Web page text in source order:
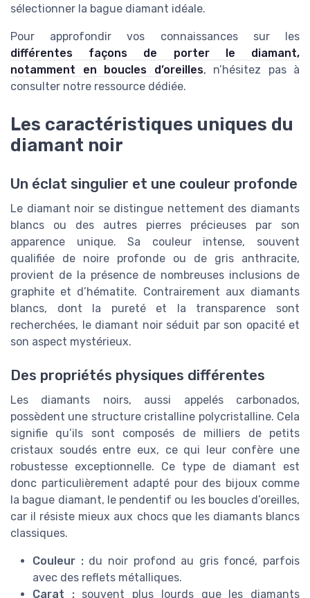
sélectionner la bague diamant idéale.
Pour approfondir vos connaissances sur les
différentes façons de porter le diamant,
notamment en boucles d’oreilles, n’hésitez pas à
consulter notre ressource dédiée.
Les caractéristiques uniques du
diamant noir
Un éclat singulier et une couleur profonde
Le diamant noir se distingue nettement des diamants
blancs ou des autres pierres précieuses par son
apparence unique. Sa couleur intense, souvent
qualifiée de noire profonde ou de gris anthracite,
provient de la présence de nombreuses inclusions de
graphite et d’hématite. Contrairement aux diamants
blancs, dont la pureté et la transparence sont
recherchées, le diamant noir séduit par son opacité et
son aspect mystérieux.
Des propriétés physiques différentes
Les diamants noirs, aussi appelés carbonados,
possèdent une structure cristalline polycristalline. Cela
signifie qu’ils sont composés de milliers de petits
cristaux soudés entre eux, ce qui leur confère une
robustesse exceptionnelle. Ce type de diamant est
donc particulièrement adapté pour des bijoux comme
la bague diamant, le pendentif ou les boucles d’oreilles,
car il résiste mieux aux chocs que les diamants blancs
classiques.
Couleur :du noir profond au gris foncé, parfois
avec des reflets métalliques.
Carat :souvent plus lourds que les diamants